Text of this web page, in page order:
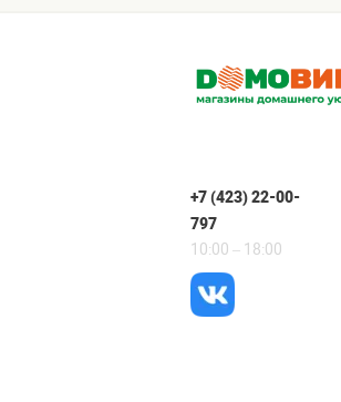
+7 (423) 22-00-
797
10:00 – 18:00